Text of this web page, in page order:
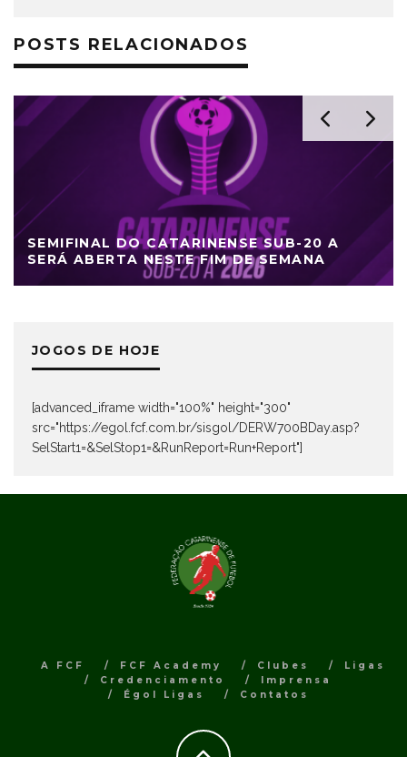
POSTS RELACIONADOS
SEMIFINAL DO CATARINENSE SUB-20 A
SERÁ ABERTA NESTE FIM DE SEMANA
JOGOS DE HOJE
[advanced_iframe width="100%" height="300"
src="https://egol.fcf.com.br/sisgol/DERW700BDay.asp?
SelStart1=&SelStop1=&RunReport=Run+Report"]
A FCF FCF Academy Clubes
Ligas
Credenciamento
Imprensa
Égol Ligas
Contatos